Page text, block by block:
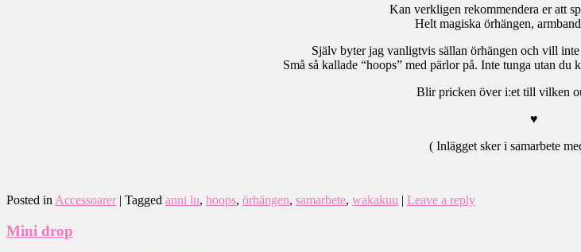
Kan verkligen rekommendera er att
Helt magiska örhängen,
Själv byter jag vanligtvis sällan örhängen och vill
Små så kallade “hoops” med pärlor på. Inte tunga utan du
Blir pricken över i:et till vilken
♥
( Inlägget sker i samarbete
Posted in Accessoarer | Tagged anni lu, hoops, örhängen, samarbete, wakakuu | Leave a reply
Mini drop